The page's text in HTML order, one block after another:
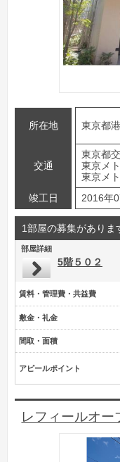
所在地 東京都
交通
東京都
東京メ
東京メ
竣工日
2016年
1部屋の募集がありま
部屋詳細
5階５０２
賃料・管理費・共益費
敷金・礼金
間取・面積
アピールポイント
レフィールオー